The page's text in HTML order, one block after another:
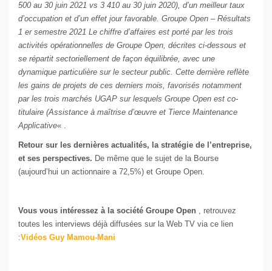
500 au 30 juin 2021 vs 3 410 au 30 juin 2020), d’un meilleur taux
d’occupation et d’un effet jour favorable. Groupe Open – Résultats
1 er semestre 2021 Le chiffre d’affaires est porté par les trois
activités opérationnelles de Groupe Open, décrites ci-dessous et
se répartit sectoriellement de façon équilibrée, avec une
dynamique particulière sur le secteur public. Cette dernière reflète
les gains de projets de ces derniers mois, favorisés notamment
par les trois marchés UGAP sur lesquels Groupe Open est co-
titulaire (Assistance à maîtrise d’œuvre et Tierce Maintenance
Applicative« .
Retour sur les dernières actualités, la stratégie de l’entreprise,
et ses perspectives. De même que le sujet de la Bourse
(aujourd’hui un actionnaire a 72,5%) et Groupe Open.
Vous vous intéressez à la société Groupe Open , retrouvez
toutes les interviews déjà diffusées sur la Web TV via ce lien
:Vidéos Guy Mamou-Mani